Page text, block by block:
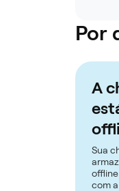
Por
A
Sua
com